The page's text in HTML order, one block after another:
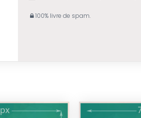
100% livre de spam.